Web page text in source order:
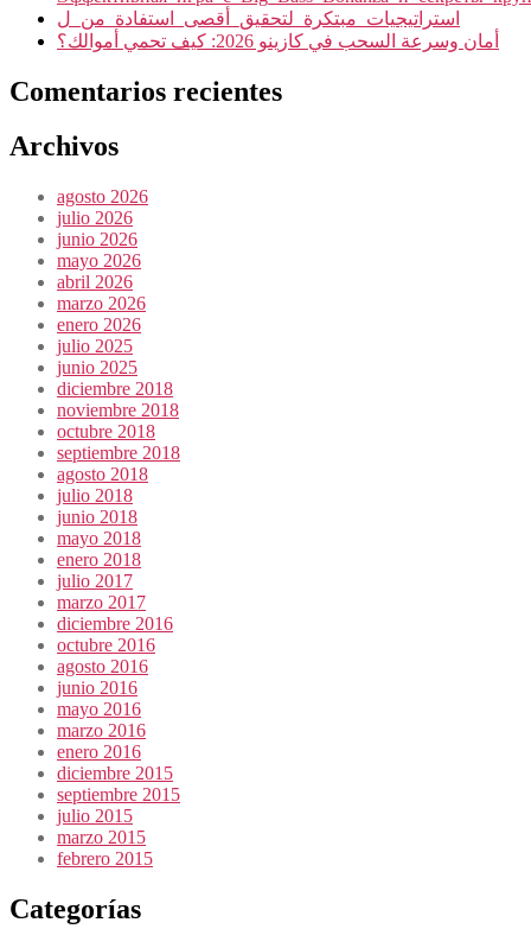
استراتيجيات_مبتكرة_لتحقيق_أقصى_استفادة_من_ل
أمان وسرعة السحب في كازينو 2026: كيف تحمي أموالك؟
Comentarios recientes
Archivos
agosto 2026
julio 2026
junio 2026
mayo 2026
abril 2026
marzo 2026
enero 2026
julio 2025
junio 2025
diciembre 2018
noviembre 2018
octubre 2018
septiembre 2018
agosto 2018
julio 2018
junio 2018
mayo 2018
enero 2018
julio 2017
marzo 2017
diciembre 2016
octubre 2016
agosto 2016
junio 2016
mayo 2016
marzo 2016
enero 2016
diciembre 2015
septiembre 2015
julio 2015
marzo 2015
febrero 2015
Categorías